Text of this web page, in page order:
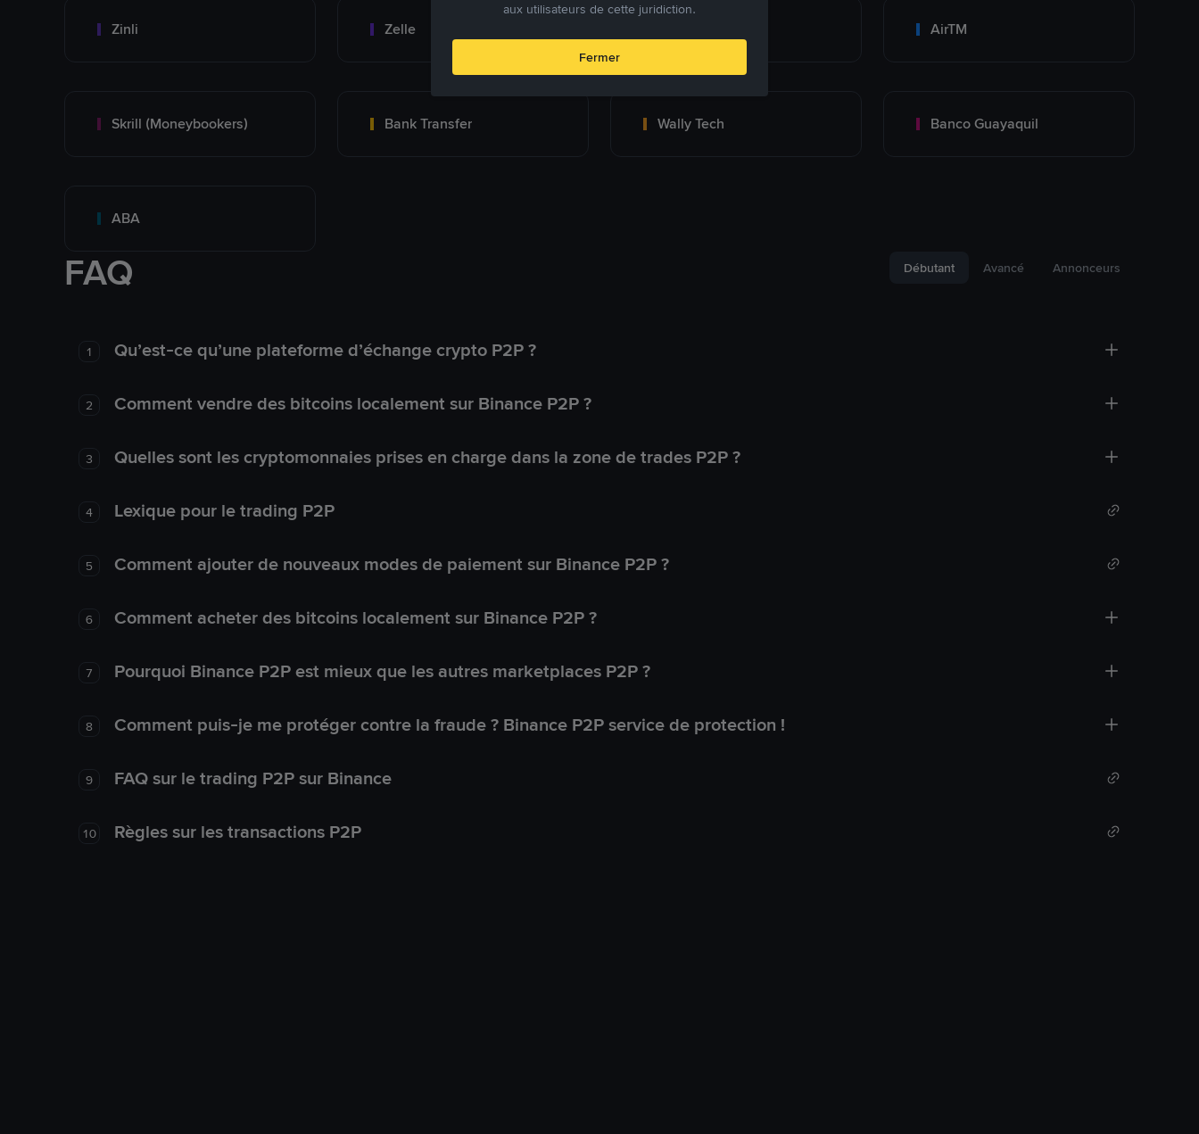
Zinli Zelle AirTM
Skrill (Moneybookers) Bank Transfer Wally Tech Banco Guayaquil
ABA
FAQ Débutant Avancé Annonceurs
1 Qu’est-ce qu’une plateforme d’échange crypto P2P ?
2 Comment vendre des bitcoins localement sur Binance P2P ?
3 Quelles sont les cryptomonnaies prises en charge dans la zone de trades P2P ?
4 Lexique pour le trading P2P
5 Comment ajouter de nouveaux modes de paiement sur Binance P2P ?
6 Comment acheter des bitcoins localement sur Binance P2P ?
7 Pourquoi Binance P2P est mieux que les autres marketplaces P2P ?
8 Comment puis-je me protéger contre la fraude ? Binance P2P service de protection !
9 FAQ sur le trading P2P sur Binance
10 Règles sur les transactions P2P
aux utilisateurs de cette juridiction.
Fermer